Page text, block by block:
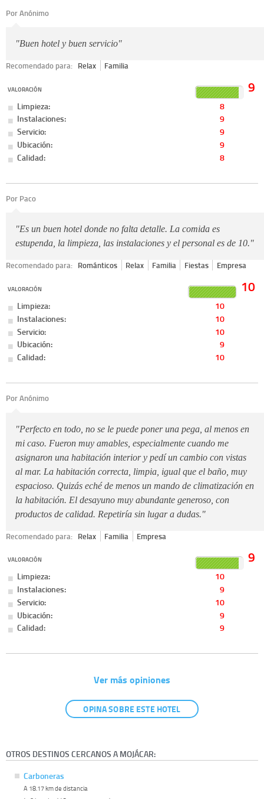
Por Anónimo
"Buen hotel y buen servicio"
Recomendado para: Relax Familia
VALORACIÓN 9
Limpieza:
8
Instalaciones:
9
Servicio:
9
Ubicación:
9
Calidad:
8
Por Paco
"Es un buen hotel donde no falta detalle. La comida es
estupenda, la limpieza, las instalaciones y el personal es de 10."
Recomendado para: Románticos Relax Familia Fiestas Empresa
VALORACIÓN 10
Limpieza:
10
Instalaciones:
10
Servicio:
10
Ubicación:
9
Calidad:
10
Por Anónimo
"Perfecto en todo, no se le puede poner una pega, al menos en
mi caso. Fueron muy amables, especialmente cuando me
asignaron una habitación interior y pedí un cambio con vistas
al mar. La habitación correcta, limpia, igual que el baño, muy
espacioso. Quizás eché de menos un mando de climatización en
la habitación. El desayuno muy abundante generoso, con
productos de calidad. Repetiría sin lugar a dudas."
Recomendado para: Relax Familia Empresa
VALORACIÓN 9
Limpieza:
10
Instalaciones:
9
Servicio:
10
Ubicación:
9
Calidad:
9
Ver más opiniones
OPINA SOBRE ESTE HOTEL
OTROS DESTINOS CERCANOS A MOJÁCAR:
Carboneras
A 18.17 km de distancia